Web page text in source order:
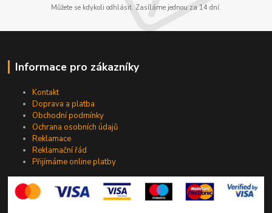
Můžete se kdykoli odhlásit. Zasíláme jednou za 14 dní.
Informace pro zákazníky
Kontakt
Doprava a platba
Obchodní podmínky
Ochrana osobních údajů
Reklamace
Reklamační řád
Přijímáme online platby